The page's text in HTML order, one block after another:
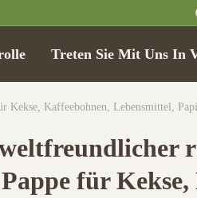
Treten Sie Mit Uns In
Kekse, Kaffeebohnen, Lebensmittel,
für